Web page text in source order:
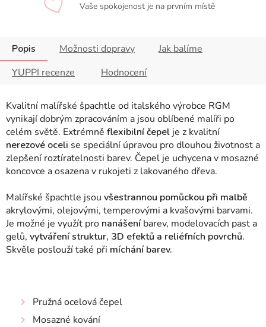
Vaše spokojenost je na prvním místě
Popis Možnosti dopravy
Jak balíme
YUPPI recenze
Hodnocení
Kvalitní malířské špachtle od italského výrobce RGM
vynikají dobrým zpracováním a jsou oblíbené malíři po
celém světě. Extrémně flexibilní čepel je z kvalitní
nerezové oceli se speciální úpravou pro dlouhou životnost a
zlepšení roztíratelnosti barev. Čepel je uchycena v mosazné
koncovce a osazena v rukojeti z lakovaného dřeva.
Malířské špachtle jsou všestrannou pomůckou při malbě
akrylovými, olejovými, temperovými a kvašovými barvami.
Je možné je využít pro nanášeníbarev, modelovacích past a
gelů, vytváření struktur, 3D efektů a reliéfních povrchů.
Skvěle poslouží také při míchání barev.
Pružná ocelová čepel
Mosazné kování